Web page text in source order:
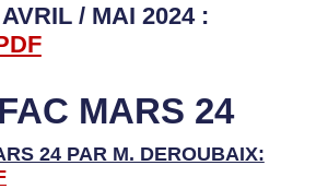
/ MAI 2024 :
MARS 24
24 PAR M. DEROUBAIX: